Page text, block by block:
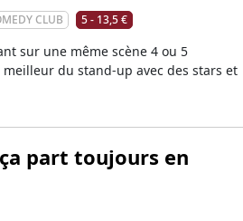
CLUB 5 - 13,5 €
sur une même scène 4 ou 5
du stand-up avec des stars et
part toujours en